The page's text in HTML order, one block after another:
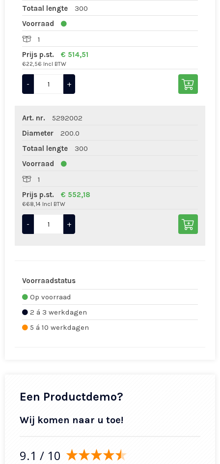
Totaal lengte
300
Voorraad
1
Prijs p.st.
€ 514,51
622,56 Incl BTW
- +
Art. nr.
5292002
Diameter
200.0
Totaal lengte
300
Voorraad
1
Prijs p.st.
€ 552,18
668,14 Incl BTW
- +
Voorraadstatus
Op voorraad
2 á 3 werkdagen
5 á 10 werkdagen
Een Productdemo?
Wij komen naar u toe!
9.1 / 10